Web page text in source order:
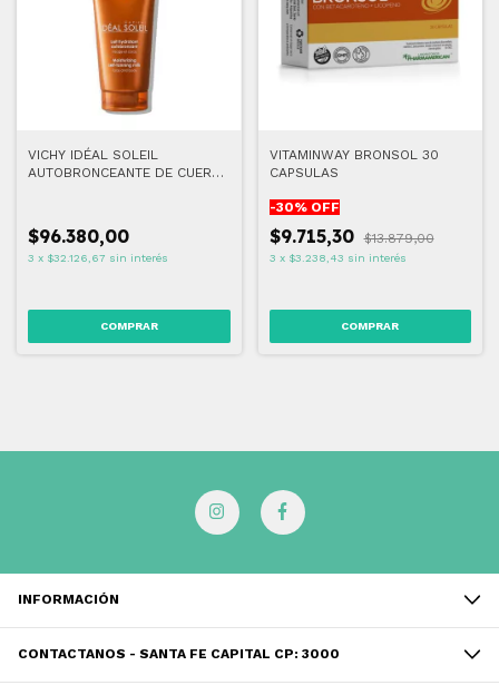
VICHY IDÉAL SOLEIL
AUTOBRONCEANTE DE CUERPO
$96.380,00
3 x $32.126,67 sin interés
VITAMINWAY BRONSOL 30
CAPSULAS
-30% OFF
$9.715,30 $13.879,00
3 x $3.238,43 sin interés
INFORMACIÓN
CONTACTANOS - SANTA FE CAPITAL CP: 3000